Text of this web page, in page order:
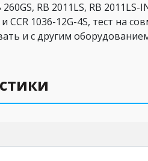
RB 2011LS, RB
и CCR 1036-12G-4S, тест
и с другим